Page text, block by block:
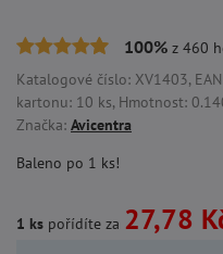
100% z 460
Katalogové číslo: XV1403,
kartonu: 10 ks, Hmotnost:
Značka: Avicentra
Baleno po 1 ks!
1 ks pořídíte za 27,78